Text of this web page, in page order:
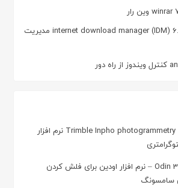
دانلود internet download manager (IDM) 6.42.61 Retail مدیریت
دانلود Trimble Inpho photogrammetry 14.1.1 نرم افزار
دانلود Odin 3.14.4 – نرم افزار اودین برای فلش کردن
سامسونگ